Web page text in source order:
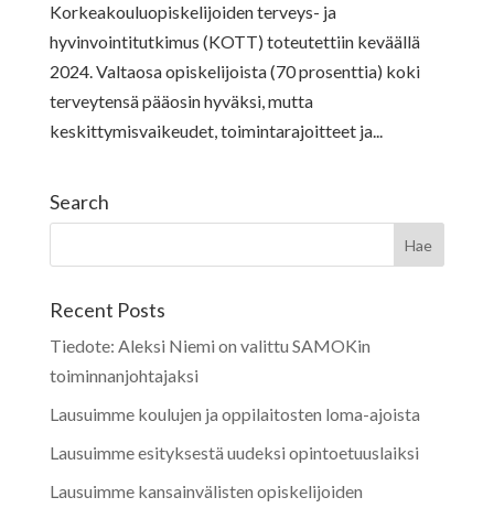
Korkeakouluopiskelijoiden terveys- ja
hyvinvointitutkimus (KOTT) toteutettiin keväällä
2024. Valtaosa opiskelijoista (70 prosenttia) koki
terveytensä pääosin hyväksi, mutta
keskittymisvaikeudet, toimintarajoitteet ja...
Search
Recent Posts
Tiedote: Aleksi Niemi on valittu SAMOKin
toiminnanjohtajaksi
Lausuimme koulujen ja oppilaitosten loma-ajoista
Lausuimme esityksestä uudeksi opintoetuuslaiksi
Lausuimme kansainvälisten opiskelijoiden